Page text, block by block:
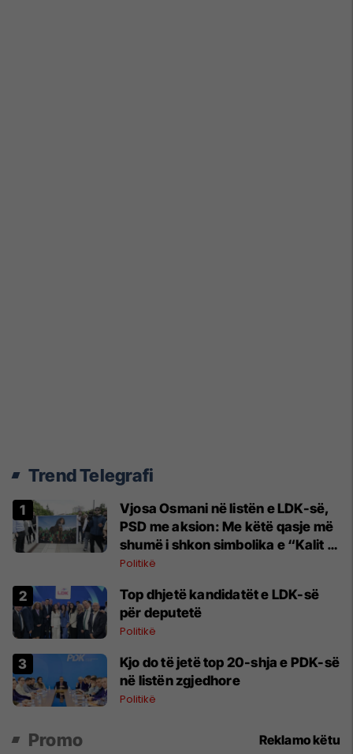
Trend Telegrafi
Vjosa Osmani në listën e LDK-së,
PSD me aksion: Me këtë qasje më
shumë i shkon simbolika e “Kalit të
Trojës”
Politikë
Top dhjetë kandidatët e LDK-së
për deputetë
Politikë
Kjo do të jetë top 20-shja e PDK-së
në listën zgjedhore
Politikë
Promo Reklamo këtu